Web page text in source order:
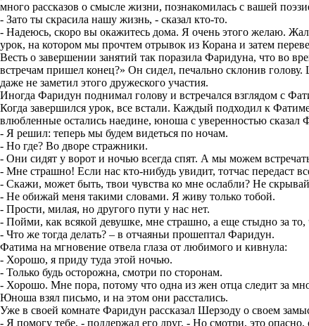
много рассказов о смысле жизни, познакомилась с вашей
- Зато ты скрасила нашу жизнь, - сказал кто-то.
- Надеюсь, скоро вы окажитесь дома. Я очень этого желаю.
урок, на котором мы прочтем отрывок из Корана и затем
Весть о завершении занятий так поразила Фаридуна, что во
встречам пришел конец?» Он сидел, печально склонив
даже не заметил этого дружеского участия.
Иногда Фаридун поднимал голову и встречался взглядом с
Когда завершился урок, все встали. Каждый подходил к
влюбленные остались наедине, юноша с уверенностью сказал
- Я решил: теперь мы будем видеться по ночам.
- Но где? Во дворе стражники.
- Они сидят у ворот и ночью всегда спят. А мы можем
- Мне страшно! Если нас кто-нибудь увидит, тотчас передаст
- Скажи, может быть, твои чувства ко мне ослабли? Не
- Не обижай меня такими словами. Я живу только тобой.
- Прости, милая, но другого пути у нас нет.
- Пойми, как всякой девушке, мне страшно, а еще стыдно за то,
- Что же тогда делать? – в отчаяньи прошептал Фаридун.
Фатима на мгновение отвела глаза от любимого и кивнула:
- Хорошо, я приду туда этой ночью.
- Только будь осторожна, смотри по сторонам.
- Хорошо. Мне пора, потому что одна из жен отца следит за
Юноша взял письмо, и на этом они расстались.
Уже в своей комнате Фаридун рассказал Шерзоду о своем
- Я помогу тебе, - поддержал его друг. - Но смотри, это опасно,